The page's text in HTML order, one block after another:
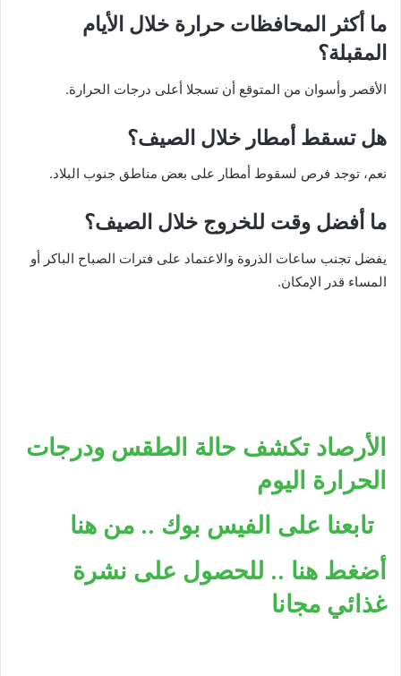
ما أكثر المحافظات حرارة خلال الأيام
المقبلة؟
الأقصر وأسوان من المتوقع أن تسجلا أعلى درجات الحرارة.
هل تسقط أمطار خلال الصيف؟
نعم، توجد فرص لسقوط أمطار على بعض مناطق جنوب البلاد.
ما أفضل وقت للخروج خلال الصيف؟
يفضل تجنب ساعات الذروة والاعتماد على فترات الصباح الباكر أو
المساء قدر الإمكان.
الأرصاد تكشف حالة الطقس ودرجات
الحرارة اليوم
تابعنا على الفيس بوك .. من هنا
أضغط هنا .. للحصول على نشرة
غذائي مجانا